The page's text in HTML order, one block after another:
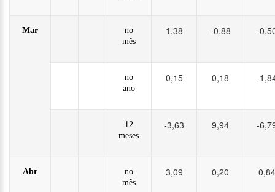
Mar
no
mês
1,38 -0,88 -
no
ano
0,15 0,18 -
12
meses
-3,63 9,94 -
Abr
no
mês
3,09 0,20 0,84